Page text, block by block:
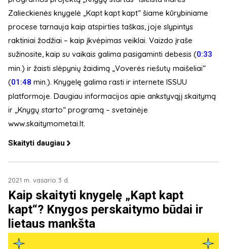
Zalieckienės knygelė „Kapt kapt kapt“ šiame kūrybiniame
procese tarnauja kaip atspirties taškas, joje slypintys
raktiniai žodžiai – kaip įkvėpimas veiklai. Vaizdo įraše
sužinosite, kaip su vaikais galima pasigaminti debesis (0:33
min.) ir žaisti slėpynių žaidimą „Voverės riešutų maišeliai“
(01:48 ​ min.). Knygelę galima rasti ir internete ISSUU
platformoje. Daugiau informacijos apie ankstyvąjį skaitymą
ir „Knygų starto“ programą – svetainėje
www.skaitymometai.lt.
Skaityti daugiau
2021 m. vasario 3 d.
Kaip skaityti knygelę „Kapt kapt
kapt“? Knygos perskaitymo būdai ir
lietaus mankšta